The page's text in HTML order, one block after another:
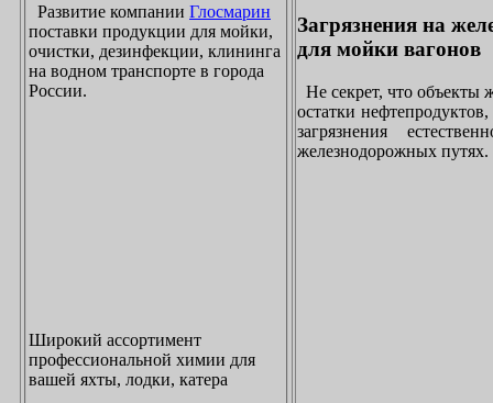
Развитие компании Глосмарин
поставки продукции для мойки,
очистки, дезинфекции, клининга
на водном транспорте в города
России.
Широкий ассортимент
профессиональной химии для
вашей яхты, лодки, катера
Загрязнения на
для мойки вагонов
Не секрет, что объекты
остатки нефтепродуктов,
загрязнения
железнодорожных путях.